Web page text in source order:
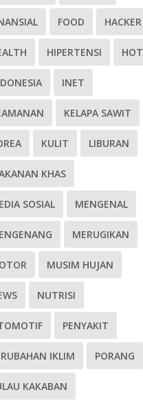
FOOD HACKER
HIPERTENSI HOT
INET
KELAPA SAWIT
KULIT LIBURAN
KHAS
SOSIAL MENGENAL
MERUGIKAN
MUSIM HUJAN
NUTRISI
PENYAKIT
IKLIM PORANG
KAKABAN